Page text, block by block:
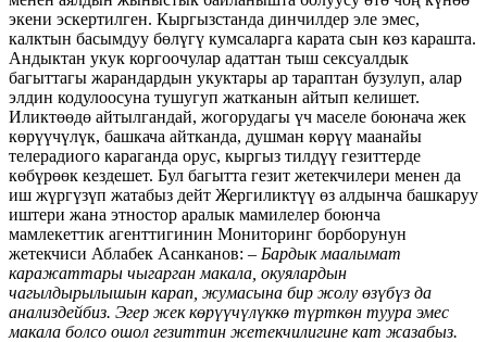
экени эскертилген. Кыргызстанда динчилдер эле эмес,
калктын басымдуу бөлүгү кумсаларга карата сын көз карашта.
Андыктан укук коргоочулар адаттан тыш сексуалдык
багыттагы жарандардын укуктары ар тараптан бузулуп, алар
элдин кодулоосуна тушугуп жатканын айтып келишет.
Иликтөөдө айтылгандай, жогорудагы үч маселе боюнача жек
көрүүчүлүк, башкача айтканда, душман көрүү маанайы
телерадиого караганда орус, кыргыз тилдүү гезиттерде
көбүрөөк кездешет. Бул багытта гезит жетекчилери менен да
иш жүргүзүп жатабыз дейт Жергиликтүү өз алдынча башкаруу
иштери жана этностор аралык мамилелер боюнча
мамлекеттик агенттигинин Мониторинг борборунун
жетекчиси Аблабек Асанканов: – Бардык маалымат
каражаттары чыгарган макала, окуялардын
чагылдырылышын карап, жумасына бир жолу өзүбүз да
анализдейбиз. Эгер жек көрүүчүлүккө түрткөн туура эмес
макала болсо ошол гезиттин жетекчилигине кат жазабыз.